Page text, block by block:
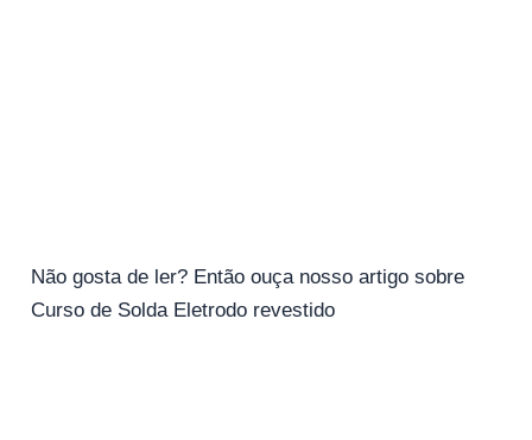
Não gosta de ler? Então ouça nosso artigo sobre
Curso de Solda Eletrodo revestido